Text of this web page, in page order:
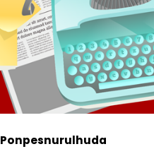
Ponpesnurulhuda